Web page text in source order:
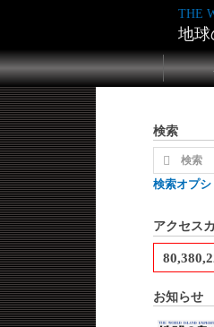
THE
地
検索
検索オプシ
アクセス
お知らせ